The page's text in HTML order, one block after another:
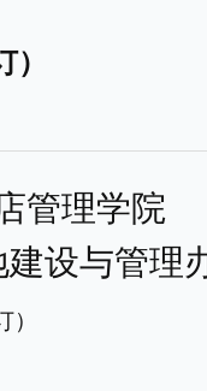
管理学院
设与管理
）